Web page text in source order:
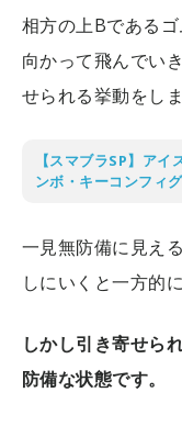
相方の上Bである
向かって飛んでい
せられる挙動をしま
【スマブラSP】ア
ンボ・キーコンフィ
一見無防備に見え
しにいくと一方的
しかし引き寄せら
防備な状態です。